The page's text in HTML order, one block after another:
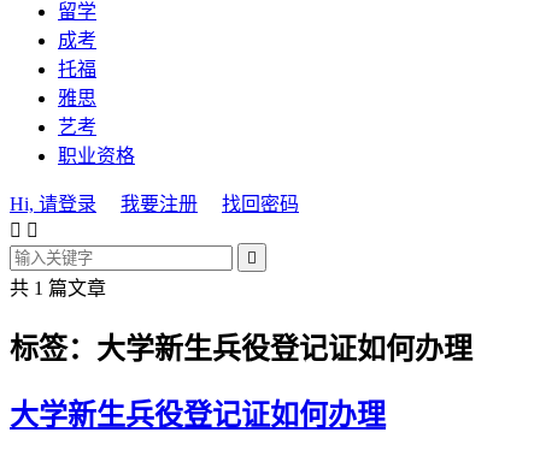
留学
成考
托福
雅思
艺考
职业资格
Hi, 请登录 我要注册
找回密码
 

共 1 篇文章
标签：大学新生兵役登记证如何办理
大学新生兵役登记证如何办理